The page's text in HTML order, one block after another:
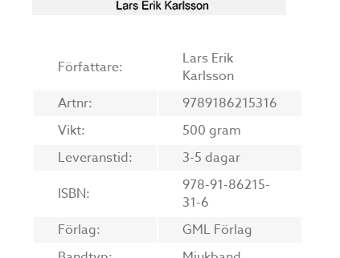
Författare:
Lars Erik
Karlsson
Artnr:
9789186215316
Vikt:
500 gram
Leveranstid:
3-5 dagar
ISBN:
978-91-86215-
31-6
Förlag:
GML Förlag